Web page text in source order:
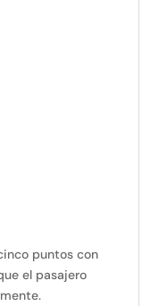
puntos con
el pasajero